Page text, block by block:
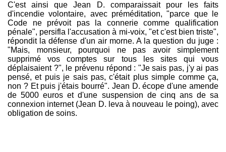
C'est ainsi que Jean D. comparaissait pour les faits
d'incendie volontaire, avec préméditation, "parce que le
Code ne prévoit pas la connerie comme qualification
pénale", persifla l'accusation à mi-voix, "et c'est bien triste",
répondit la défense d'un air morne. A la question du juge :
"Mais, monsieur, pourquoi ne pas avoir simplement
supprimé vos comptes sur tous les sites qui vous
déplaisaient ?", le prévenu répond : "Je sais pas, j'y ai pas
pensé, et puis je sais pas, c'était plus simple comme ça,
non ? Et puis j'étais bourré". Jean D. écope d'une amende
de 5000 euros et d'une suspension de cinq ans de sa
connexion internet (Jean D. leva à nouveau le poing), avec
obligation de soins.